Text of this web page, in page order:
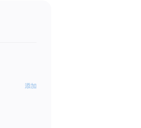
添加AppleCare+